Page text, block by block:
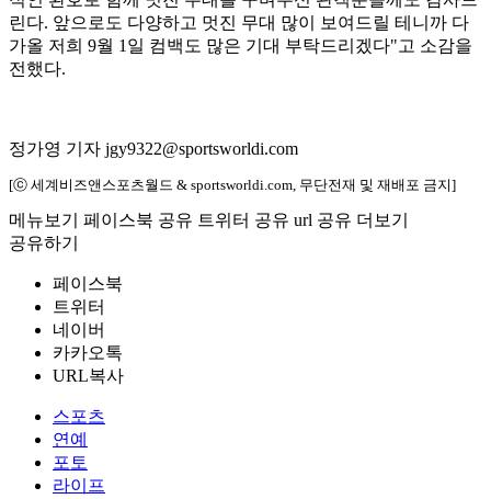
린다. 앞으로도 다양하고 멋진 무대 많이 보여드릴 테니까 다
가올 저희 9월 1일 컴백도 많은 기대 부탁드리겠다"고 소감을
전했다.
정가영 기자 jgy9322@sportsworldi.com
[ⓒ 세계비즈앤스포츠월드 & sportsworldi.com, 무단전재 및 재배포 금지]
메뉴보기 페이스북 공유 트위터 공유 url 공유 더보기
공유하기
페이스북
트위터
네이버
카카오톡
URL복사
스포츠
연예
포토
라이프